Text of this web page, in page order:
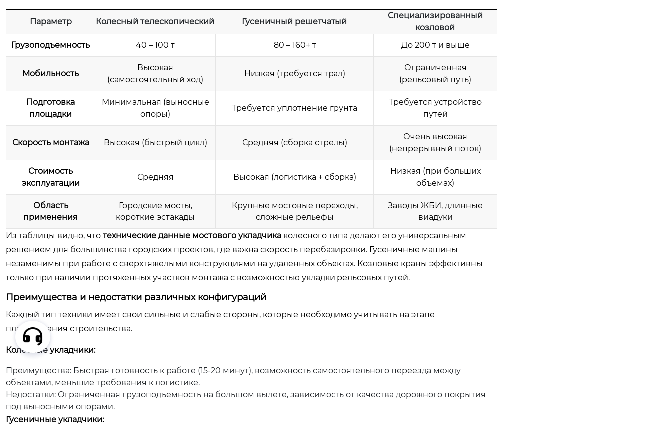
Параметр Колесный телескопический Гусеничный решетчатый
Специализированный
козловой
Грузоподъемность
40 – 100 т 80 – 160+ т До 200 т и выше
Мобильность
Высокая
(самостоятельный ход)
Низкая (требуется трал)
Ограниченная
(рельсовый путь)
Подготовка
площадки
Минимальная (выносные
опоры)
Требуется уплотнение грунта
Требуется устройство
путей
Скорость монтажа Высокая (быстрый цикл) Средняя (сборка стрелы)
Очень высокая
(непрерывный поток)
Стоимость
эксплуатации
Средняя Высокая (логистика + сборка)
Низкая (при больших
объемах)
Область
применения
Городские мосты,
короткие эстакады
Крупные мостовые переходы,
сложные рельефы
Заводы ЖБИ, длинные
виадуки
Из таблицы видно, что технические данные мостового укладчика колесного типа делают его универсальным
решением для большинства городских проектов, где важна скорость перебазировки. Гусеничные машины
незаменимы при работе с сверхтяжелыми конструкциями на удаленных объектах. Козловые краны эффективны
только при наличии протяженных участков монтажа с возможностью укладки рельсовых путей.
Преимущества и недостатки различных конфигураций
Каждый тип техники имеет свои сильные и слабые стороны, которые необходимо учитывать на этапе
планирования строительства.
Колесные укладчики:
Преимущества: Быстрая готовность к работе (15-20 минут), возможность самостоятельного переезда между
объектами, меньшие требования к логистике.
Недостатки: Ограниченная грузоподъемность на большом вылете, зависимость от качества дорожного покрытия
под выносными опорами.
Гусеничные укладчики: